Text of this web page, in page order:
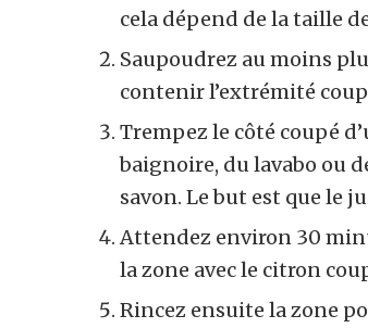
cela dépend de la taille
Saupoudrez au moins
contenir l’extrémité
Trempez le côté coupé
baignoire, du lavabo ou
savon. Le but est que le
Attendez environ 30
la zone avec le citron
Rincez ensuite la zone